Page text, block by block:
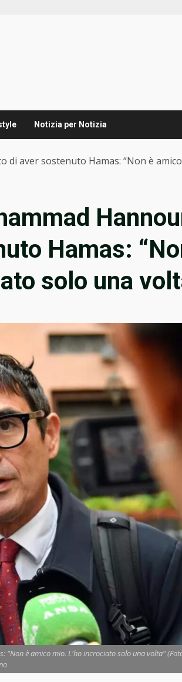
Notizia per Notizia
di aver sostenuto Hamas: “Non è
Hamas:
solo una
è amico mio. L'ho incrociato solo una volta"